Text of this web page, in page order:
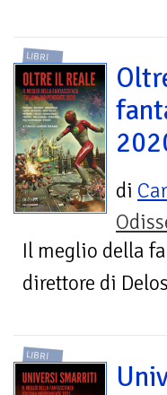
LIBRI
di
Il meglio della
direttore di
LIBRI